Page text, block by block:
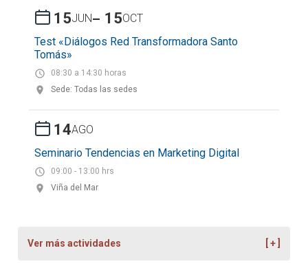
15JUN- 15OCT
Test «Diálogos Red Transformadora Santo
Tomás»
08:30 a 14:30 horas
Sede: Todas las sedes
14AGO
Seminario Tendencias en Marketing Digital
09:00 - 13:00 hrs
Viña del Mar
Ver más actividades